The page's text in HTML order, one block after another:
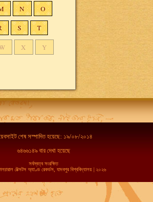
N O
S T
X Y
শেষ সস্পাদিত হয়েছে: ১৯/০৮/২০১৪
৬৪৬৬১৪৯ বার দেখা হয়েছে
সর্বস্বত্ব সংরক্ষিত
টেক্সটস অ্যাণ্ড রেকর্ডস, যাদবপুর বিশ্ববিদ্যালয় | ২০২৬